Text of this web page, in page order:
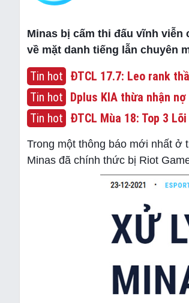
Minas bị cấm thi đấu vĩnh
về mặt danh tiếng lẫn chuyên
Tin hot ĐTCL 17.7: Leo rank
Tin hot Dplus KIA thừa nhận
Tin hot ĐTCL Mùa 18: Top 3
Trong một thông báo mới nhất ở
Minas đã chính thức bị Riot